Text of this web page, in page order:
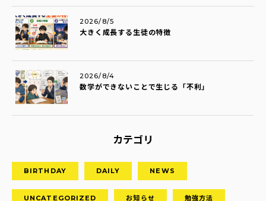
大きく成長する生徒の特徴
2026/8/5
数学ができないことで生じる「不利」
2026/8/4
カテゴリ
BIRTHDAY DAILY NEWS
UNCATEGORIZED お知らせ 勉強方法